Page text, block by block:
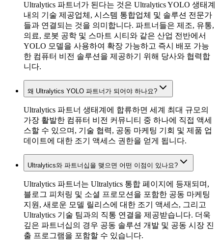
Ultralytics 파트너가 된다는 것은 Ultralytics YOLO 생태계
내의 기술 제공업체, 시스템 통합업체 및 솔루션 전문가
들과 연결되는 것을 의미합니다. 파트너들은 제조, 유통,
의료, 로봇 공학 및 스마트 시티와 같은 산업 전반에서
YOLO 모델을 사용하여 확장 가능하고 즉시 배포 가능
한 컴퓨터 비전 솔루션을 제공하기 위해 당사와 협력합
니다.
왜 Ultralytics YOLO 파트너가 되어야 하나요?
Ultralytics 파트너 생태계에 합류하면 세계 최대 규모의
가장 활발한 컴퓨터 비전 커뮤니티 중 하나에 직접 액세
스할 수 있으며, 기술 협력, 공동 마케팅 기회 및 제품 업
데이트에 대한 조기 액세스 권한을 얻게 됩니다.
Ultralytics와 파트너십을 맺으면 어떤 이점이 있나요?
Ultralytics 파트너는 Ultralytics 통합 페이지에 등재되며,
블로그 피처링 및 소셜 프로모션을 포함한 공동 마케팅
지원, 새로운 모델 릴리스에 대한 조기 액세스, 그리고
Ultralytics 기술 팀과의 직통 연결을 제공받습니다. 더욱
깊은 파트너십의 경우 공동 솔루션 개발 및 공동 시장 진
출 프로그램을 포함할 수 있습니다.